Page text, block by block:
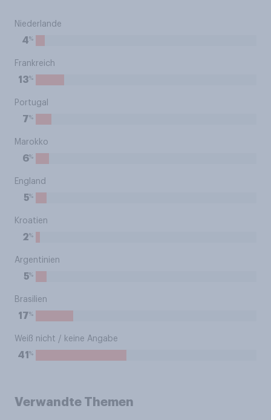
Niederlande
4%
Frankreich
13%
Portugal
7%
Marokko
6%
England
5%
Kroatien
2%
Argentinien
5%
Brasilien
17%
Weiß nicht / keine Angabe
41 %
Verwandte Themen